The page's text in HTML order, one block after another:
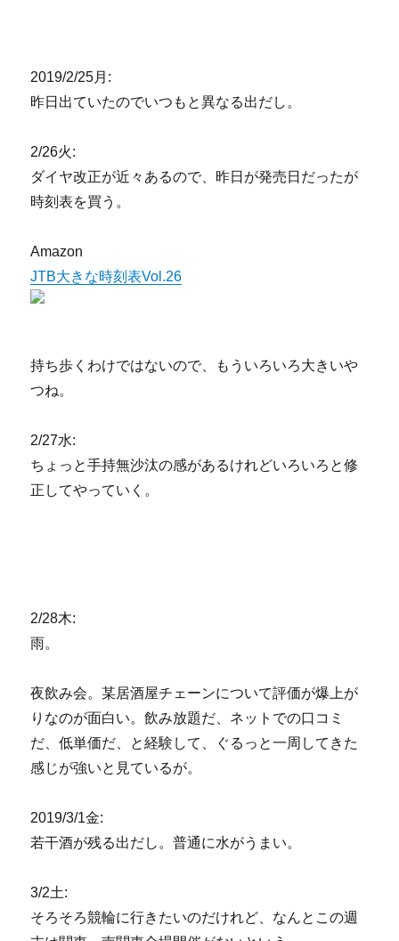
2019/2/25月:
昨日出ていたのでいつもと異なる出だし。
2/26火:
ダイヤ改正が近々あるので、昨日が発売日だったが
時刻表を買う。
Amazon
JTB大きな時刻表Vol.26
持ち歩くわけではないので、もういろいろ大きいや
つね。
2/27水:
ちょっと手持無沙汰の感があるけれどいろいろと修
正してやっていく。
2/28木:
雨。
夜飲み会。某居酒屋チェーンについて評価が爆上が
りなのが面白い。飲み放題だ、ネットでの口コミ
だ、低単価だ、と経験して、ぐるっと一周してきた
感じが強いと見ているが。
2019/3/1金:
若干酒が残る出だし。普通に水がうまい。
3/2土:
そろそろ競輪に行きたいのだけれど、なんとこの週